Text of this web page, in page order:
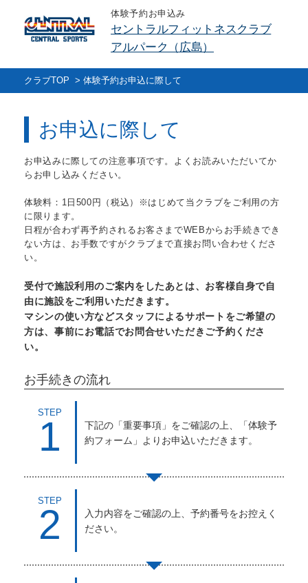
体験予約お申込み
セントラルフィットネスクラブ
アルパーク（広島）
クラブTOP > 体験予約お申込に際して
お申込に際して
お申込みに際しての注意事項です。よくお読みいただいてか
らお申し込みください。
体験料：1日500円（税込）※はじめて当クラブをご利用の方
に限ります。
日程が合わず再予約されるお客さまでWEBからお手続きでき
ない方は、お手数ですがクラブまで直接お問い合わせくださ
い。
受付で施設利用のご案内をしたあとは、お客様自身で自
由に施設をご利用いただきます。
マシンの使い方などスタッフによるサポートをご希望の
方は、事前にお電話でお問合せいただきご予約くださ
い。
お手続きの流れ
STEP
1
下記の「重要事項」をご確認の上、「体験予
約フォーム」よりお申込いただきます。
STEP
2
入力内容をご確認の上、予約番号をお控えく
ださい。